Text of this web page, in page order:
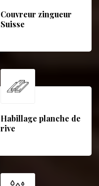
Couvreur zingueur
Suisse
Habillage planche de
rive